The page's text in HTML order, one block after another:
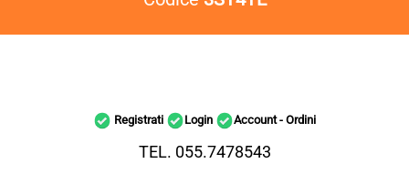
Registrati Login Account - Ordini
TEL. 055.7478543